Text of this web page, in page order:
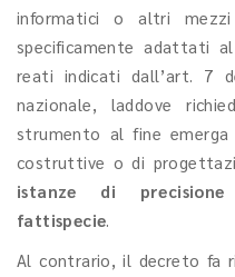
informatici o altri
specificamente adattati
reati indicati dall’art. 7
nazionale, laddove
strumento al fine
costruttive o di
istanze di
fattispecie.
Al contrario, il decreto fa